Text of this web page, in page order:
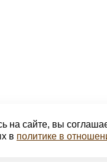
на сайте, вы
в политике в